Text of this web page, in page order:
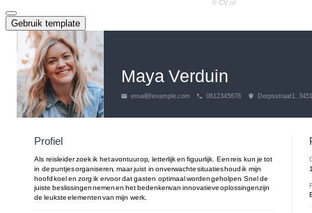
Gebruik template